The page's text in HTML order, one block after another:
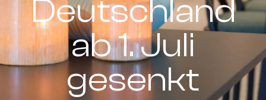
Deutschland
ab 1. Juli
gesenkt